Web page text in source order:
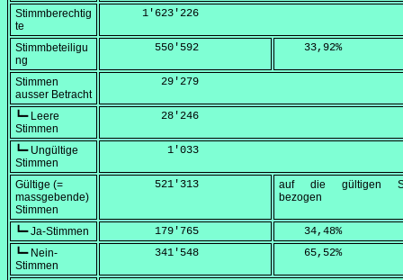
Stimmberechtig
te
      1'623'226
Stimmbeteiligu
ng
        550'592
    33,92
%
Stimmen
ausser Betracht
         29'279
┗━ Leere
Stimmen
         28'246
┗━ Ungültige
Stimmen
          1'033
Gültige (=
massgebende)
Stimmen
        521'313
auf die gültigen
bezogen
┗━ Ja-Stimmen
        179'765
    34,48
%
┗━ Nein-
Stimmen
        341'548
    65,52
%